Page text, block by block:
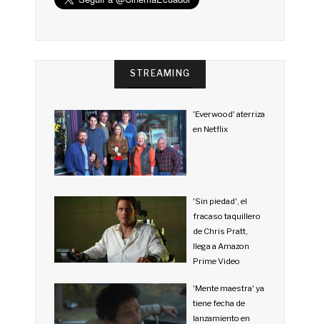
STREAMING
'Everwood' aterriza
en Netflix
'Sin piedad', el
fracaso taquillero
de Chris Pratt,
llega a Amazon
Prime Video
'Mente maestra' ya
tiene fecha de
lanzamiento en